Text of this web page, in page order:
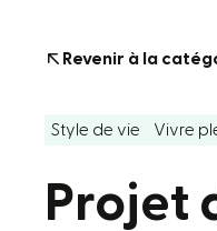
Revenir à la
Style de vie Vivre
Projet